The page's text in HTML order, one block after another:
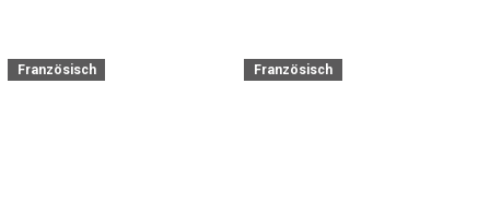
Französisch Französisch